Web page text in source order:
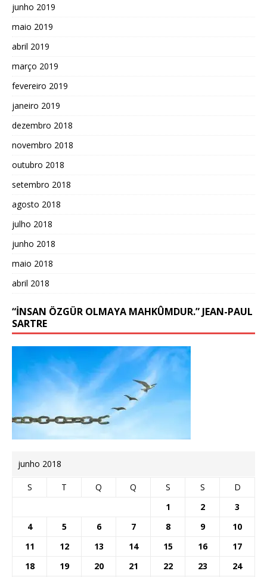
junho 2019
maio 2019
abril 2019
março 2019
fevereiro 2019
janeiro 2019
dezembro 2018
novembro 2018
outubro 2018
setembro 2018
agosto 2018
julho 2018
junho 2018
maio 2018
abril 2018
“İNSAN ÖZGÜR OLMAYA MAHKÛMDUR.” JEAN-PAUL
SARTRE
junho 2018
S T Q Q S S
D
1
2
3
4
5 6 7 8 9
10
11
12 13 14 15 16
17
18
19 20 21 22 23 24